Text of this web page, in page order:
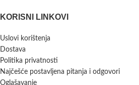
KORISNI LINKOVI
Uslovi korištenja
Dostava
Politika privatnosti
Najčešće postavljena pitanja i odgovori
Oglašavanje